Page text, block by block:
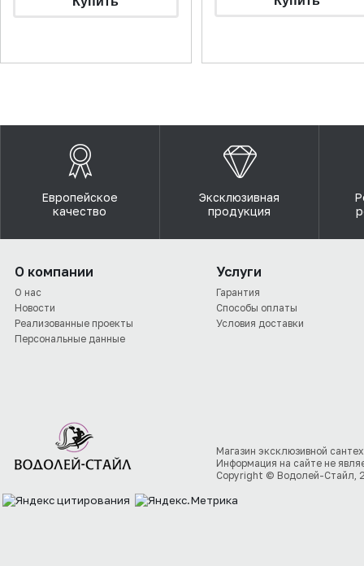
Европейское
качество
Эксклюзивная
продукция
О компании
О нас
Новости
Реализованные проекты
Персональные данные
Услуги
Гарантия
Способы оплаты
Условия доставки
Магазин эксклюзивной
Информация на сайте не
Copyright © Водолей-Стайл,